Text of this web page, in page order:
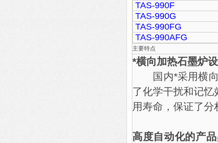
TAS-990F
TAS-990G
TAS-990FG
TAS-990AFG
主要特点
*横向加热石墨炉
国内*采用横向
了化学干扰和记
用寿命，保证了分
高度自动化的产